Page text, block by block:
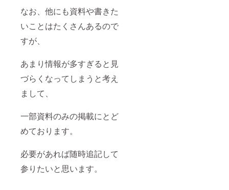
なお、他にも資料や書きた
いことはたくさんあるので
すが、
あまり情報が多すぎると見
づらくなってしまうと考え
まして、
一部資料のみの掲載にとど
めております。
必要があれば随時追記して
参りたいと思います。